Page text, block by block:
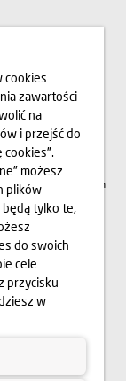
animacje oraz
oraz
etapie realizacji.
budynku.
i rozpowszechniania
internetowej
1994 r. o Prawie
z późn. zm.).
w jakichkolwiek celach
W przypadku
Gospodarczy
zł | Nr KRS
cookies
zawartości
na
i przejść do
możesz
plików
tylko te,
do swoich
cele
przycisku
w